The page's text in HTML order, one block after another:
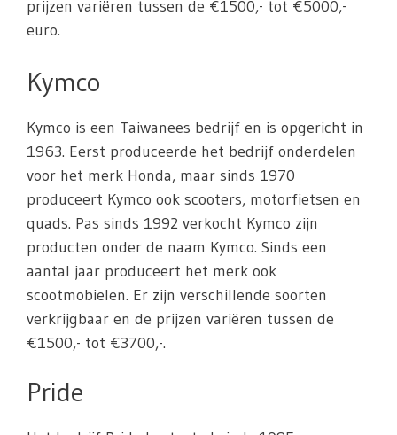
prijzen variëren tussen de €1500,- tot €5000,-
euro.
Kymco
Kymco is een Taiwanees bedrijf en is opgericht in
1963. Eerst produceerde het bedrijf onderdelen
voor het merk Honda, maar sinds 1970
produceert Kymco ook scooters, motorfietsen en
quads. Pas sinds 1992 verkocht Kymco zijn
producten onder de naam Kymco. Sinds een
aantal jaar produceert het merk ook
scootmobielen. Er zijn verschillende soorten
verkrijgbaar en de prijzen variëren tussen de
€1500,- tot €3700,-.
Pride